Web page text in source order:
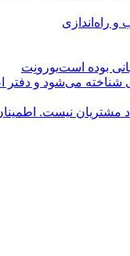
راه‌اندازی
یورونِت